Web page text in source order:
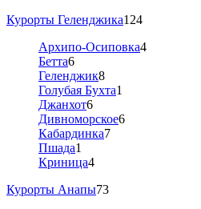
Курорты Геленджика124
Архипо-Осиповка4
Бетта6
Геленджик8
Голубая Бухта1
Джанхот6
Дивноморское6
Кабардинка7
Пшада1
Криница4
Курорты Анапы73